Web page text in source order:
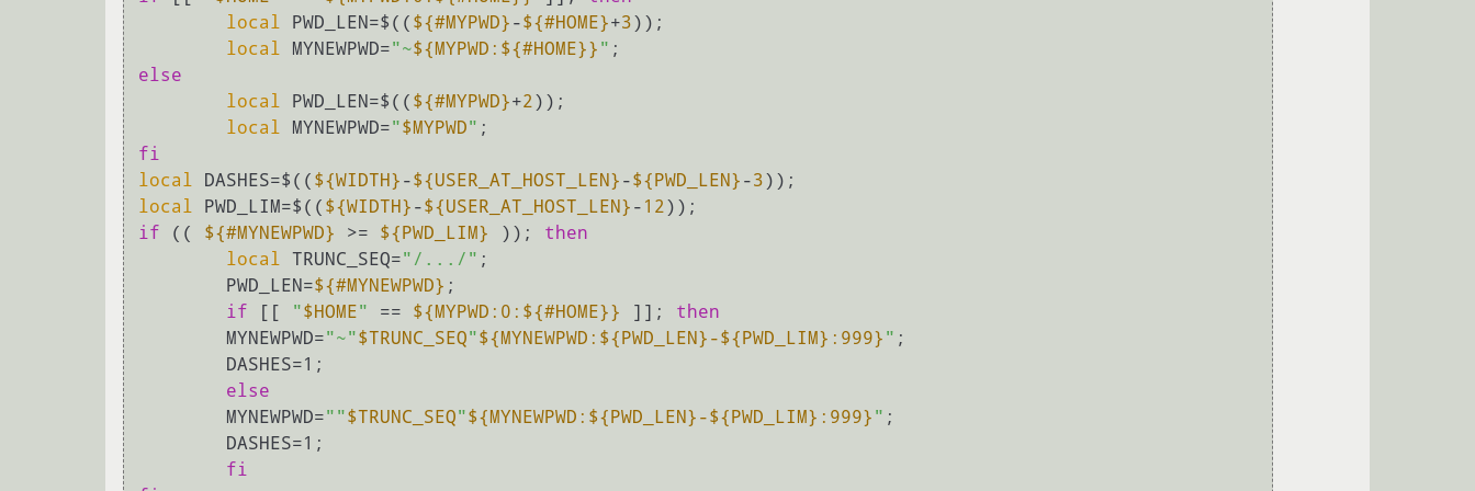
local PWD_LEN=$(( ${#MYPWD} -${#HOME}+3));
local MYNEWPWD="~${MYPWD: ${#HOME}} "
else
local PWD_LEN=$(( ${#MYPWD}+2));
local MYNEWPWD="$MYPWD"
fi
local DASHES=$(( ${WIDTH} -${USER_AT_HOST_LEN} -${PWD_LEN} -3
local PWD_LIM=$(( ${WIDTH} -${USER_AT_HOST_LEN} - 12
if (( ${#MYNEWPWD} >= ${PWD_LIM} )); then
local TRUNC_SEQ="/.../" ;
	PWD_LEN=
${#MYNEWPWD} ;
if [[ "$HOME" == ${MYPWD:0: ${#HOME}} ]]; then
	MYNEWPWD=
"~"$TRUNC_SEQ"${MYNEWPWD: ${PWD_LEN} -${PWD_LIM} :999} " ;
else
	MYNEWPWD=
""$TRUNC_SEQ"${MYNEWPWD: ${PWD_LEN} -${PWD_LIM} :999} " ;
fi